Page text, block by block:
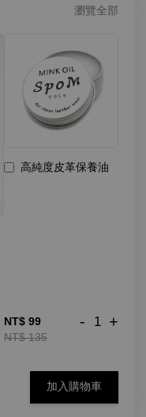
瀏覽全部
高純度皮革保養油
NT$ 99
NT$ 135
- +
加入購物車